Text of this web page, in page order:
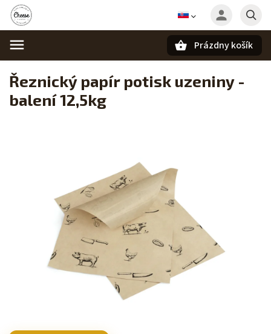
Prázdny košík
Řeznický papír potisk uzeniny -
balení 12,5kg